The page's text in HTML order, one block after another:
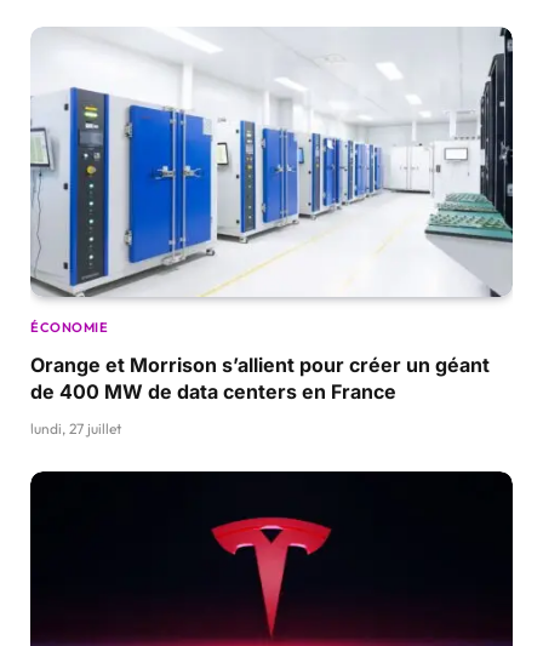
ÉCONOMIE
Orange et Morrison s’allient pour créer un géant
de 400 MW de data centers en France
lundi, 27 juillet